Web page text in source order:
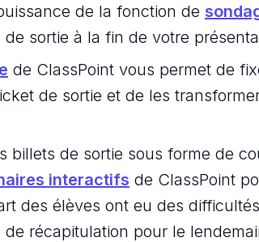
de la fonction de
sortie à la fin de votre
de ClassPoint vous permet de
de sortie et de les
billets de sortie sous forme de
interactifs de ClassPoint
des élèves ont eu des
récapitulation pour le